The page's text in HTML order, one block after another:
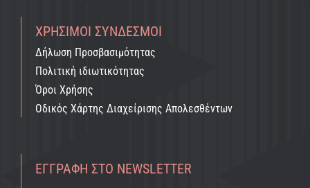
ΧΡΉΣΙΜΟΙ ΣΎΝΔΕΣΜΟΙ
Δήλωση Προσβασιμότητας
Πολιτική ιδιωτικότητας
Όροι Χρήσης
Οδικός Χάρτης Διαχείρισης Απολεσθέντων
ΕΓΓΡΑΦΉ ΣΤΟ NEWSLETTER